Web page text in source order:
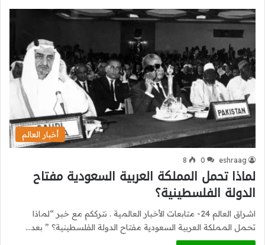
أخبار العالم
eshraag
0
8
لماذا تحمل المملكة العربية السعودية مفتاح
الدولة الفلسطينية؟
اشراق العالم 24- متابعات الأخبار العالمية . نترككم مع خبر “لماذا
تحمل المملكة العربية السعودية مفتاح الدولة الفلسطينية؟ ” بعد…